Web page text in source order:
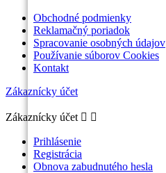
Obchodné podmienky
Reklamačný poriadok
Spracovanie osobných údajov
Používanie súborov Cookies
Kontakt
Zákaznícky účet
Zákaznícky účet  
Prihlásenie
Registrácia
Obnova zabudnutého hesla